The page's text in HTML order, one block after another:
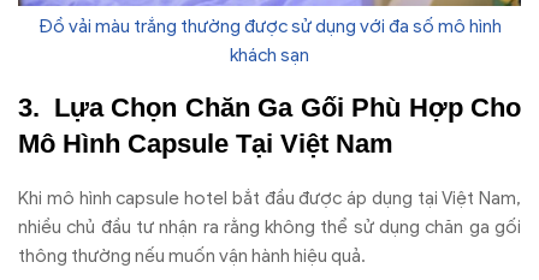
Đồ vải màu trắng thường được sử dụng với đa số mô hình
khách sạn
Lựa Chọn Chăn Ga Gối Phù Hợp Cho
Mô Hình Capsule Tại Việt Nam
Khi mô hình capsule hotel bắt đầu được áp dụng tại Việt Nam,
nhiều chủ đầu tư nhận ra rằng không thể sử dụng chăn ga gối
thông thường nếu muốn vận hành hiệu quả.